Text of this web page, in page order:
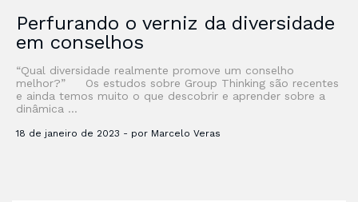
Perfurando o verniz da diversidade
em conselhos
“Qual diversidade realmente promove um conselho
melhor?” Os estudos sobre Group Thinking são recentes
e ainda temos muito o que descobrir e aprender sobre a
dinâmica …
18 de janeiro de 2023 - por Marcelo Veras